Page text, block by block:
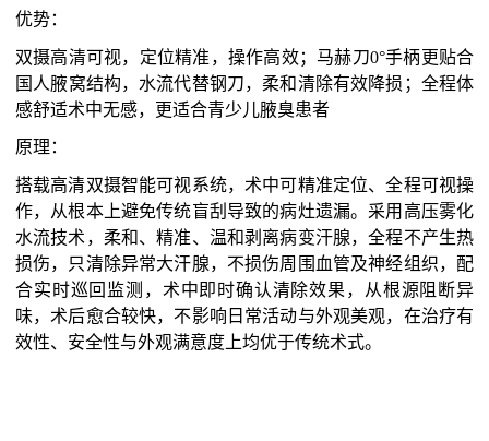
优势：
双摄高清可视，定位精准，操作高效；马赫刀0°手柄更贴合
国人腋窝结构， 水流代替钢刀， 柔和清除有效降损；全程体
感舒适术中无感，更适合青少儿腋臭患者
原理：
搭载高清双摄智能可视系统，术中可精准定位、全程可视操
作，从根本上避免传统盲刮导致的病灶遗漏。采用高压雾化
水流技术，柔和、精准、温和剥离病变汗腺，全程不产生热
损伤，只清除异常大汗腺，不损伤周围血管及神经组织，配
合实时巡回监测，术中即时确认清除效果，从根源阻断异
味，术后愈合较快，不影响日常活动与外观美观，在治疗有
效性、安全性与外观满意度上均优于传统术式。